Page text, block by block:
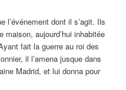
l’événement dont il s’agit. Ils
aujourd’hui inhabitée
fait la guerre au roi des
il l’amena jusque dans
Madrid, et lui donna pour